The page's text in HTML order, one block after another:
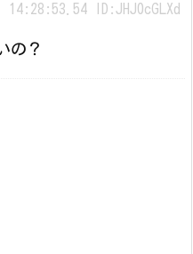
ID:JHJ0cGLXd
の？